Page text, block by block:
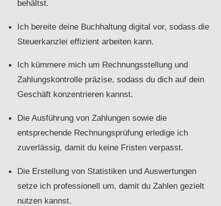
behältst.
Ich bereite deine Buchhaltung digital vor, sodass die
Steuerkanzlei effizient arbeiten kann.
Ich kümmere mich um Rechnungsstellung und
Zahlungskontrolle präzise, sodass du dich auf dein
Geschäft konzentrieren kannst.
Die Ausführung von Zahlungen sowie die
entsprechende Rechnungsprüfung erledige ich
zuverlässig, damit du keine Fristen verpasst.
Die Erstellung von Statistiken und Auswertungen
setze ich professionell um, damit du Zahlen gezielt
nutzen kannst.